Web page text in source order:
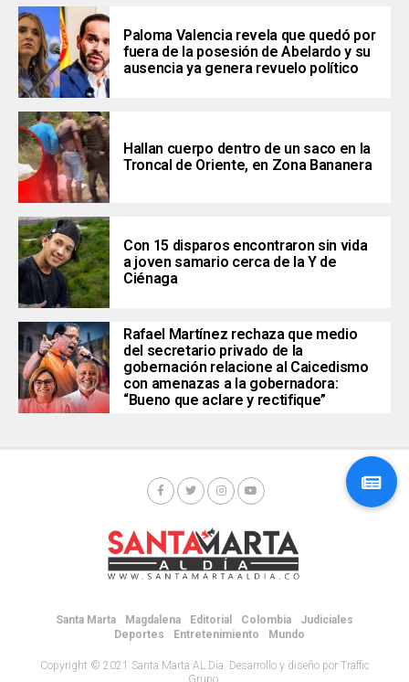
Paloma Valencia revela que quedó por
fuera de la posesión de Abelardo y su
ausencia ya genera revuelo político
Hallan cuerpo dentro de un saco en la
Troncal de Oriente, en Zona Bananera
Con 15 disparos encontraron sin vida
a joven samario cerca de la Y de
Ciénaga
Rafael Martínez rechaza que medio
del secretario privado de la
gobernación relacione al Caicedismo
con amenazas a la gobernadora:
“Bueno que aclare y rectifique”
Santa Marta Magdalena Editorial Colombia
Judiciales
Deportes
Entretenimiento Mundo
Copyright © 2021 Santa Marta AL Día. Desarrollo y diseño por Traffic
Grupo.